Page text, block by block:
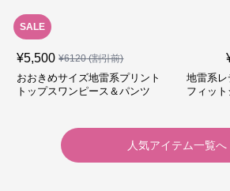
SALE
¥5,500 ¥6120(割引前)
おおきめサイズ地雷系プリント
トップスワンピース＆パンツ
地雷系
フィッ
人気アイテム一覧へ